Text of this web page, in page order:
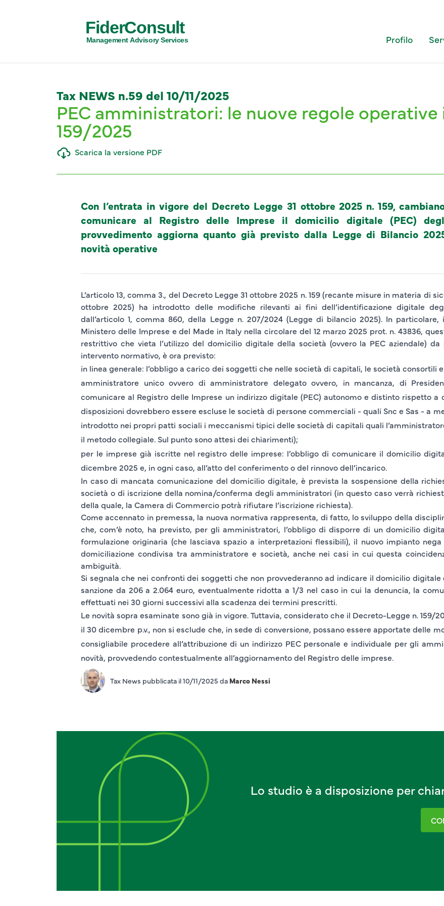
FiderConsult
Management Advisory Services Profilo
Tax NEWS n.59 del 10/11/2025
PEC amministratori: le nuove regole
159/2025
Scarica la versione PDF
Con l’entrata in vigore del Decreto Legge 31 ottobre 2025 n. 159,
comunicare al Registro delle Imprese il domicilio digitale (PEC)
provvedimento aggiorna quanto già previsto dalla Legge di Bilancio
novità operative
L’articolo 13, comma 3., del Decreto Legge 31 ottobre 2025 n. 159 (recante misure in materia di
ottobre 2025) ha introdotto delle modifiche rilevanti ai fini dell’identificazione digitale
dall’articolo 1, comma 860, della Legge n. 207/2024 (Legge di bilancio 2025). In
Ministero delle Imprese e del Made in Italy nella circolare del 12 marzo 2025 prot. n. 43836,
restrittivo che vieta l’utilizzo del domicilio digitale della società (ovvero la PEC aziendale)
intervento normativo, è ora previsto:
in linea generale: l’obbligo a carico dei soggetti che nelle società di capitali, le società consortili
amministratore unicoovvero di amministratore delegatoovvero, in mancanza, di
comunicare al Registro delle Imprese un indirizzo digitale (PEC) autonomo e distinto rispetto a
disposizioni dovrebbero essere escluse lesocietà di persone commerciali - quali Snc e Sas - a
introdotto nei propri patti sociali i meccanismi tipici delle società di capitali quali
il metodo collegiale. Sul punto sono attesi dei chiarimenti);
per le imprese già iscritte nel registro delle imprese: l’obbligo di comunicare il domicilio
dicembre 2025 e, in ogni caso, all’atto del conferimento o del rinnovo dell’incarico.
In caso di mancata comunicazione del domicilio digitale, è prevista la sospensione della
società o di iscrizione della nomina/conferma degli amministratori (in questo caso verrà
della quale, la Camera di Commercio potrà rifiutare l’iscrizione richiesta).
Come accennato in premessa, la nuova normativa rappresenta, di fatto, lo sviluppo della
che, com’è noto, ha previsto, per gli amministratori, l’obbligo di disporre di un domicilio
formulazione originaria (che lasciava spazio a interpretazioni flessibili), il nuovo impianto
domiciliazione condivisa tra amministratore e società, anche nei casi in cui questa
ambiguità.
Si segnala che nei confronti dei soggetti che non provvederanno ad indicare il domicilio
sanzione da 206 a 2.064 euro, eventualmente ridotta a 1/3 nel caso in cui la denuncia, la
effettuati nei 30 giorni successivi alla scadenza dei termini prescritti.
Le novità sopra esaminate sono già in vigore. Tuttavia, considerato che il Decreto-Legge n. 159/
il 30 dicembre p.v., non si esclude che, in sede di conversione, possano essere apportate delle
consigliabile procedere all’attribuzione di un indirizzo PEC personale e individuale per gli
novità, provvedendo contestualmente all’aggiornamento del Registro delle imprese.
Tax News pubblicata il 10/11/2025 da Marco Nessi
Lo studio è a disposizione per